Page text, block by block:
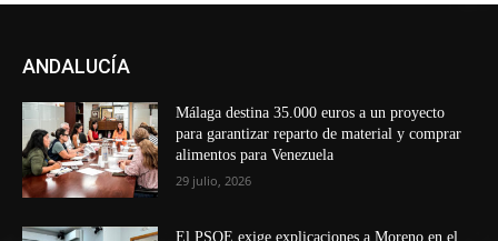
ANDALUCÍA
Málaga destina 35.000 euros a un proyecto
para garantizar reparto de material y comprar
alimentos para Venezuela
29 julio, 2026
El PSOE exige explicaciones a Moreno en el